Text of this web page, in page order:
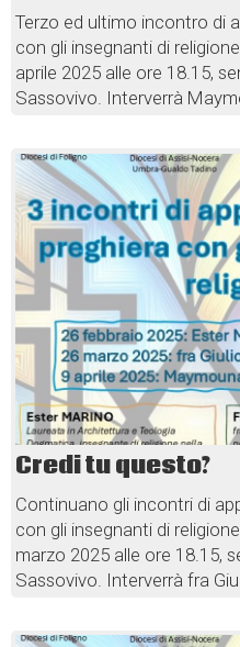
Terzo ed ultimo incontro di
con gli insegnanti di
aprile 2025 alle ore 18.15,
Sassovivo. Interverrà
Credi tu questo?
Continuano gli incontri di
con gli insegnanti di
marzo 2025 alle ore 18.15,
Sassovivo. Interverrà fra